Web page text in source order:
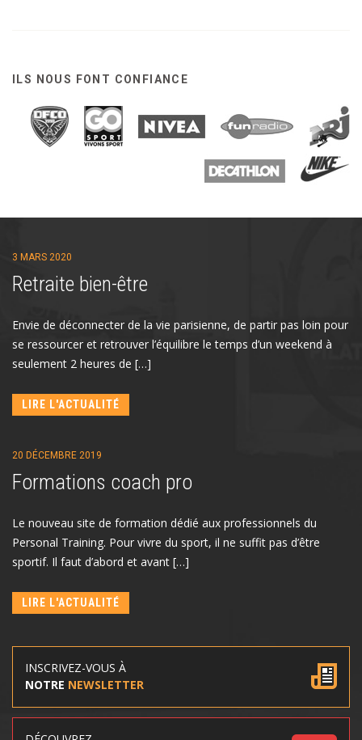
ILS NOUS FONT CONFIANCE
3 MARS 2020
Retraite bien-être
Envie de déconnecter de la vie parisienne, de partir pas loin pour
se ressourcer et retrouver l’équilibre le temps d’un weekend à
seulement 2 heures de […]
LIRE L'ACTUALITÉ
20 DÉCEMBRE 2019
Formations coach pro
Le nouveau site de formation dédié aux professionnels du
Personal Training. Pour vivre du sport, il ne suffit pas d’être
sportif. Il faut d’abord et avant […]
LIRE L'ACTUALITÉ
INSCRIVEZ-VOUS À
NOTRE NEWSLETTER